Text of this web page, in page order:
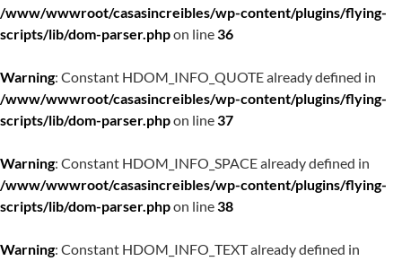
/www/wwwroot/casasincreibles/wp-content/plugins/flying-
scripts/lib/dom-parser.phpon line36
Warning: Constant HDOM_INFO_QUOTE already defined in
/www/wwwroot/casasincreibles/wp-content/plugins/flying-
scripts/lib/dom-parser.phpon line37
Warning: Constant HDOM_INFO_SPACE already defined in
/www/wwwroot/casasincreibles/wp-content/plugins/flying-
scripts/lib/dom-parser.phpon line38
Warning: Constant HDOM_INFO_TEXT already defined in